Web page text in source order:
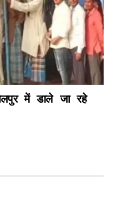
में डाले जा रहे